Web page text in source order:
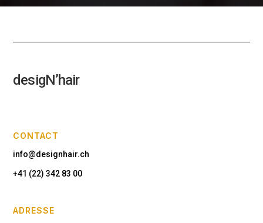
desigN’hair
CONTACT
info@designhair.ch
+41 (22) 342 83 00
ADRESSE